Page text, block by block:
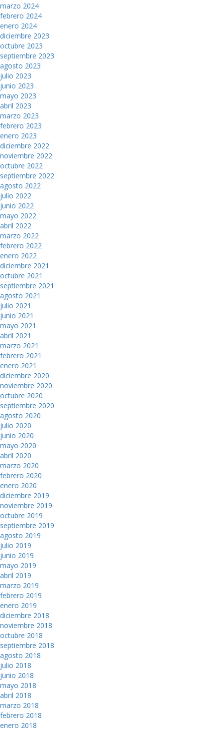
marzo 2024
febrero 2024
enero 2024
diciembre 2023
octubre 2023
septiembre 2023
agosto 2023
julio 2023
junio 2023
mayo 2023
abril 2023
marzo 2023
febrero 2023
enero 2023
diciembre 2022
noviembre 2022
octubre 2022
septiembre 2022
agosto 2022
julio 2022
junio 2022
mayo 2022
abril 2022
marzo 2022
febrero 2022
enero 2022
diciembre 2021
octubre 2021
septiembre 2021
agosto 2021
julio 2021
junio 2021
mayo 2021
abril 2021
marzo 2021
febrero 2021
enero 2021
diciembre 2020
noviembre 2020
octubre 2020
septiembre 2020
agosto 2020
julio 2020
junio 2020
mayo 2020
abril 2020
marzo 2020
febrero 2020
enero 2020
diciembre 2019
noviembre 2019
octubre 2019
septiembre 2019
agosto 2019
julio 2019
junio 2019
mayo 2019
abril 2019
marzo 2019
febrero 2019
enero 2019
diciembre 2018
noviembre 2018
octubre 2018
septiembre 2018
agosto 2018
julio 2018
junio 2018
mayo 2018
abril 2018
marzo 2018
febrero 2018
enero 2018